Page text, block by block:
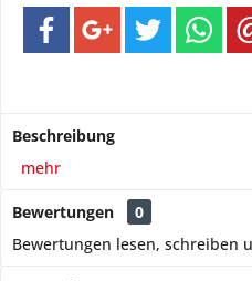
Beschreibung
mehr
Bewertungen
0
Bewertungen lesen, schreiben